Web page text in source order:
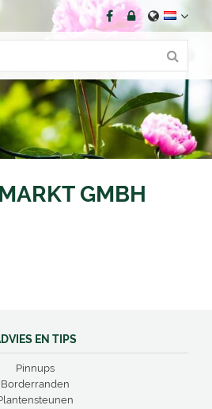
GMBH
EN TIPS
Pinnups
Borderranden